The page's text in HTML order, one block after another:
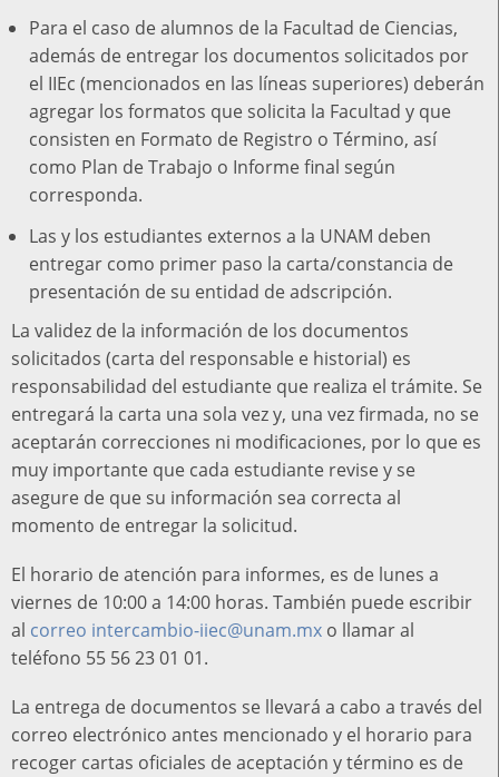
Para el caso de alumnos de la Facultad de Ciencias,
además de entregar los documentos solicitados por
el IIEc (mencionados en las líneas superiores) deberán
agregar los formatos que solicita la Facultad y que
consisten en Formato de Registro o Término, así
como Plan de Trabajo o Informe final según
corresponda.
Las y los estudiantes externos a la UNAM deben
entregar como primer paso la carta/constancia de
presentación de su entidad de adscripción.
La validez de la información de los documentos
solicitados (carta del responsable e historial) es
responsabilidad del estudiante que realiza el trámite. Se
entregará la carta una sola vez y, una vez firmada, no se
aceptarán correcciones ni modificaciones, por lo que es
muy importante que cada estudiante revise y se
asegure de que su información sea correcta al
momento de entregar la solicitud.
El horario de atención para informes, es de lunes a
viernes de 10:00 a 14:00 horas. También puede escribir
al correo intercambio-iiec@unam.mx o llamar al
teléfono 55 56 23 01 01.
La entrega de documentos se llevará a cabo a través del
correo electrónico antes mencionado y el horario para
recoger cartas oficiales de aceptación y término es de